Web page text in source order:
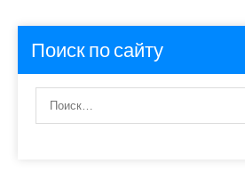
Поиск по сайту